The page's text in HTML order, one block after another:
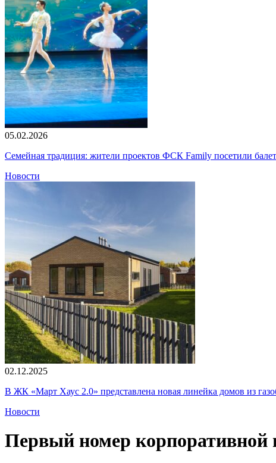
05.02.2026
Семейная традиция: жители проектов ФСК Family посетили
Новости
02.12.2025
В ЖК «Март Хаус 2.0» представлена новая линейка домов из
Новости
Первый номер корпоративной